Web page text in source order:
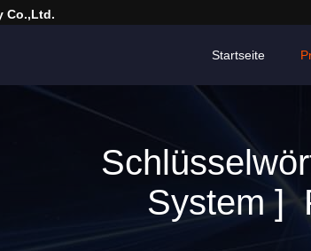
Co.,Ltd.
Startseite
System ]